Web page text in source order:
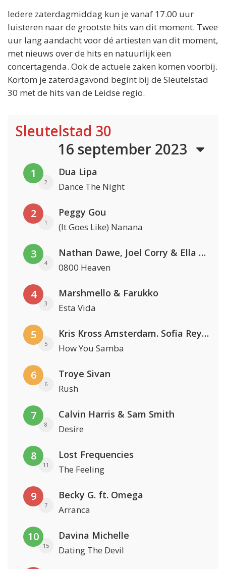
Iedere zaterdagmiddag kun je vanaf 17.00 uur
luisteren naar de grootste hits van dit moment. Twee
uur lang aandacht voor dé artiesten van dit moment,
met nieuws over de hits en natuurlijk een
concertagenda. Ook de actuele zaken komen voorbij.
Kortom je zaterdagavond begint bij de Sleutelstad
30 met de hits van de Leidse regio.
Sleutelstad 30
16 september 2023
1
2
Dua Lipa
Dance The Night
2
1
Peggy Gou
(It Goes Like) Nanana
3
4
Nathan Dawe, Joel Corry & Ella Henderson
0800 Heaven
4
3
Marshmello & Farukko
Esta Vida
5
5
Kris Kross Amsterdam. Sofia Reyes & Tinie Tempah
How You Samba
6
6
Troye Sivan
Rush
7
8
Calvin Harris & Sam Smith
Desire
8
11
Lost Frequencies
The Feeling
9
7
Becky G. ft. Omega
Arranca
10
15
Davina Michelle
Dating The Devil